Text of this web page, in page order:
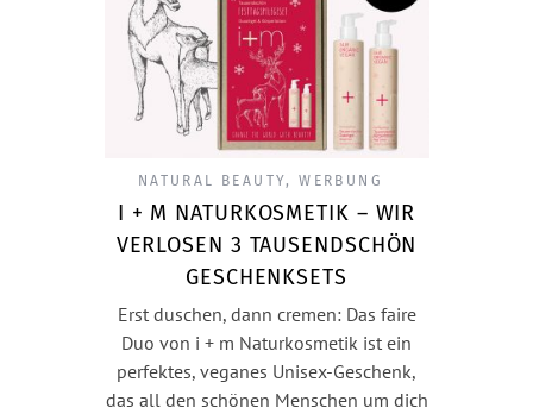
NATURAL BEAUTY,WERBUNG
I + M NATURKOSMETIK – WIR
VERLOSEN 3 TAUSENDSCHÖN
GESCHENKSETS
Erst duschen, dann cremen: Das faire
Duo von i + m Naturkosmetik ist ein
perfektes, veganes Unisex-Geschenk,
das all den schönen Menschen um dich